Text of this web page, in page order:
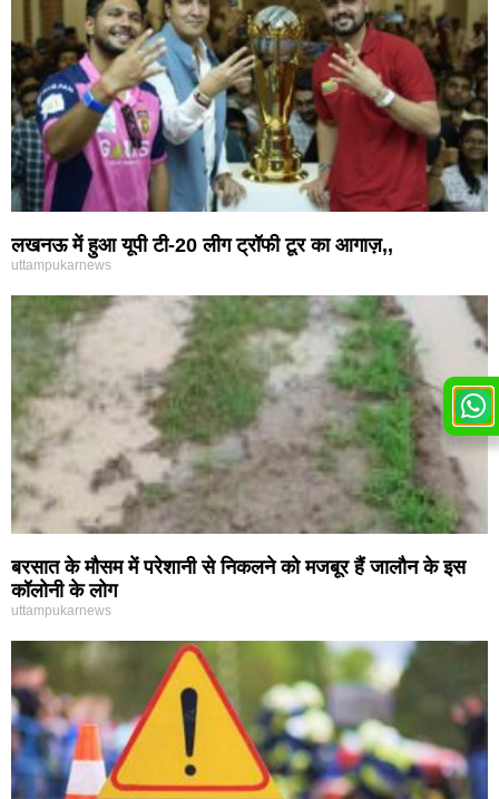
लखनऊ में हुआ यूपी टी-20 लीग ट्रॉफी टूर का आगाज़,,
uttampukarnews
बरसात के मौसम में परेशानी से निकलने को मजबूर हैं जालौन के इस
कॉलोनी के लोग
uttampukarnews